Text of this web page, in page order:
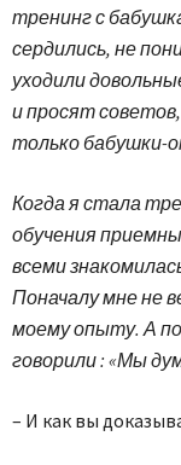
тренинг с
сердились, не
уходили
и просят
только бабушки-
Когда я стала
обучения
всеми
Поначалу мне не
моему опыту. А
говорили : «Мы
– И как вы